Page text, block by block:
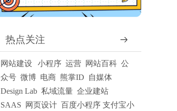
热点关注
网站建设 小程序 运营 网站百科 公
众号 微博 电商 熊掌ID
自媒体
Design Lab 私域流量 企业建站
SAAS
网页设计 百度小程序 支付宝小